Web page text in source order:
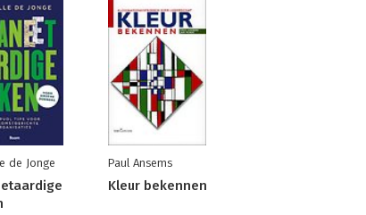
de Jonge Paul Ansems
Kleur bekennen